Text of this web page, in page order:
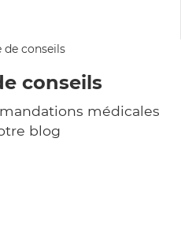
conseils
médicales
blog